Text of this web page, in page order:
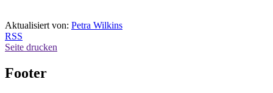
Aktualisiert von: Petra Wilkins
RSS
Seite drucken
Footer